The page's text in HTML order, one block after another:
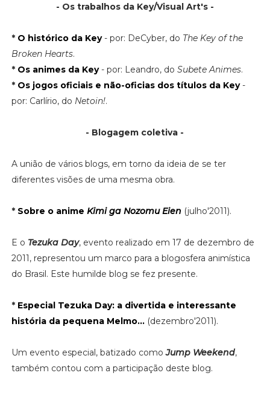
- Os trabalhos da Key/Visual Art's -
* O histórico da Key- por: DeCyber, do The Key of the
Broken Hearts.
* Os animes da Key- por: Leandro, do Subete Animes.
* Os jogos oficiais e não-oficias dos títulos da Key-
por: Carlírio, do Netoin!.
- Blogagem coletiva -
A união de vários blogs, em torno da ideia de se ter
diferentes visões de uma mesma obra.
* Sobre o anime Kimi ga Nozomu Eien (julho'2011).
E o Tezuka Day, evento realizado em 17 de dezembro de
2011, representou um marco para a blogosfera animística
do Brasil. Este humilde blog se fez presente.
* Especial Tezuka Day: a divertida e interessante
história da pequena Melmo...(dezembro'2011).
Um evento especial, batizado comoJump Weekend,
também contou com a participação deste blog.